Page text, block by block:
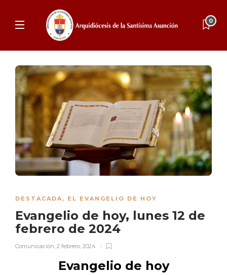
0
DESTACADA, EL EVANGELIO DE HOY
Evangelio de hoy, lunes 12 de
febrero de 2024
Comunicación, 2 febrero, 2024
Evangelio de hoy